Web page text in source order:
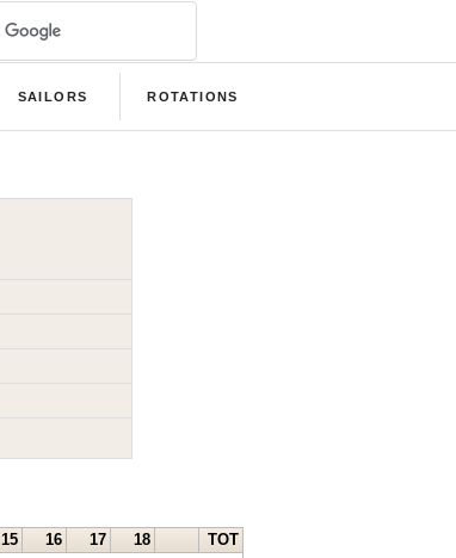
SAILORS ROTATIONS
15 16 17 18 TOT